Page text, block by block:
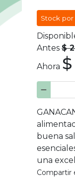
Stock por
Antes $
Ahora
buena
una
Compartir